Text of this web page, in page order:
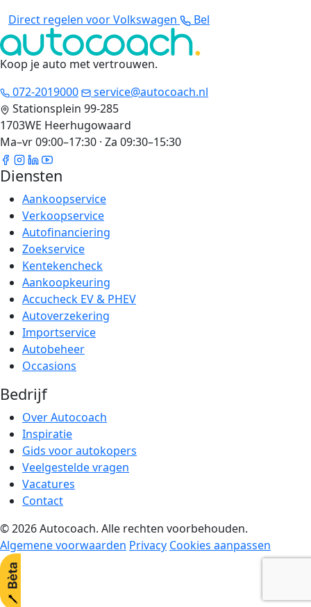
Direct regelen voor Volkswagen
Bel
Koop je auto met vertrouwen.
072-2019000
service@autocoach.nl
Stationsplein 99-285
1703WE Heerhugowaard
Ma–vr 09:00–17:30 · Za 09:30–15:30
Diensten
Aankoopservice
Verkoopservice
Autofinanciering
Zoekservice
Kentekencheck
Aankoopkeuring
Accucheck EV & PHEV
Autoverzekering
Importservice
Autobeheer
Occasions
Bedrijf
Over Autocoach
Inspiratie
Gids voor autokopers
Veelgestelde vragen
Vacatures
Contact
© 2026 Autocoach. Alle rechten voorbehouden.
Algemene voorwaarden Privacy Cookies aanpassen